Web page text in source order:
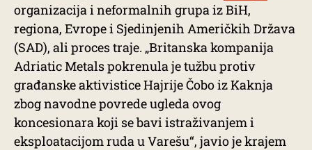
organizacija i neformalnih grupa iz BiH,
regiona, Evrope i Sjedinjenih Američkih Država
(SAD), ali proces traje. „Britanska kompanija
Adriatic Metals pokrenula je tužbu protiv
građanske aktivistice Hajrije Čobo iz Kaknja
zbog navodne povrede ugleda ovog
koncesionara koji se bavi istraživanjem i
eksploatacijom ruda u Varešu“, javio je krajem